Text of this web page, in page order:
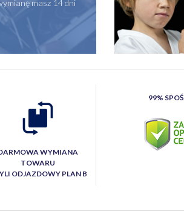
masz 14 dni
WYMIANA
TOWARU
ODJAZDOWY PLAN B
99%